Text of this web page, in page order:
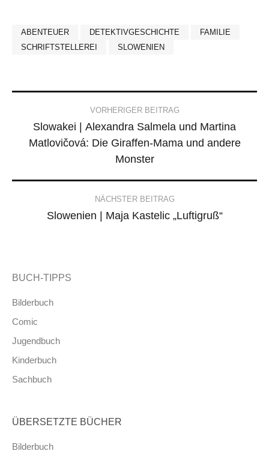
ABENTEUER DETEKTIVGESCHICHTE
FAMILIE
SCHRIFTSTELLEREI
SLOWENIEN
navigation
VORHERIGER BEITRAG
Slowakei | Alexandra Salmela und Martina
Matlovičová: Die Giraffen-Mama und andere
Monster
NÄCHSTER BEITRAG
Slowenien | Maja Kastelic „Luftigruß“
BUCH-TIPPS
Bilderbuch
Comic
Jugendbuch
Kinderbuch
Sachbuch
ÜBERSETZTE BÜCHER
Bilderbuch